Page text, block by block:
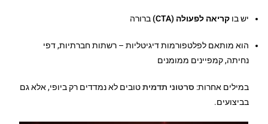
יש בוקריאה לפעולה (CTA) ברורה
הוא מותאם לפלטפורמות דיגיטליות – רשתות חברתיות, דפי
נחיתה, קמפיינים ממומנים
במילים אחרות: סרטוני תדמיתטובים לא נמדדים רק ביופי, אלא גם
בביצועים.